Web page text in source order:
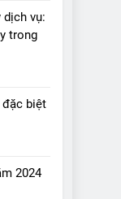
vụ:
trong
đặc biệt
2024